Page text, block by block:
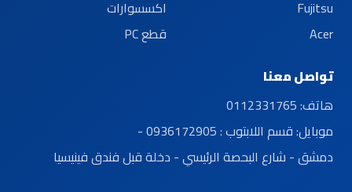
Fujitsu
Acer
اكسسوارات
قطع PC
تواصل معنا
هاتف:0112331765
موبايل:قسم اللابتوب : 0936172905 -
دمشق - شارع البحصة الرئيسي - دخلة قبل فندق فينيسيا